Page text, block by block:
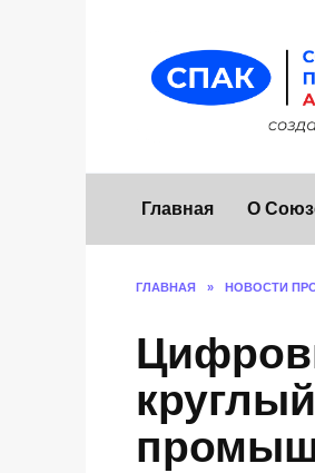
Главная О
ГЛАВНАЯ » НОВОСТИ